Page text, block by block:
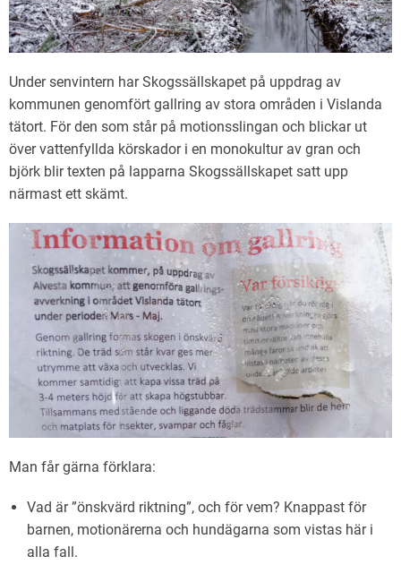
Under senvintern har Skogssällskapet på uppdrag av
kommunen genomfört gallring av stora områden i Vislanda
tätort. För den som står på motionsslingan och blickar ut
över vattenfyllda körskador i en monokultur av gran och
björk blir texten på lapparna Skogssällskapet satt upp
närmast ett skämt.
Man får gärna förklara:
Vad är ”önskvärd riktning”, och för vem? Knappast för
barnen, motionärerna och hundägarna som vistas här i
alla fall.